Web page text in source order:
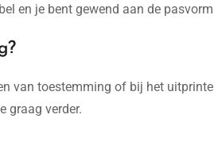
en je bent gewend aan de
van toestemming of bij het
graag verder.